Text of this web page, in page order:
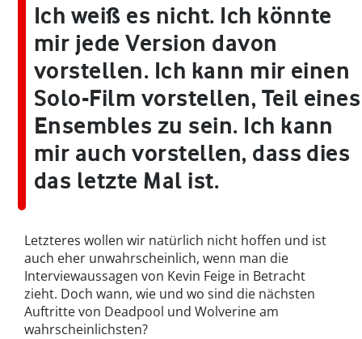
Ich weiß es nicht. Ich könnte
mir jede Version davon
vorstellen. Ich kann mir einen
Solo-Film vorstellen, Teil eines
Ensembles zu sein. Ich kann
mir auch vorstellen, dass dies
das letzte Mal ist.
Letzteres wollen wir natürlich nicht hoffen und ist
auch eher unwahrscheinlich, wenn man die
Interviewaussagen von Kevin Feige in Betracht
zieht. Doch wann, wie und wo sind die nächsten
Auftritte von Deadpool und Wolverine am
wahrscheinlichsten?